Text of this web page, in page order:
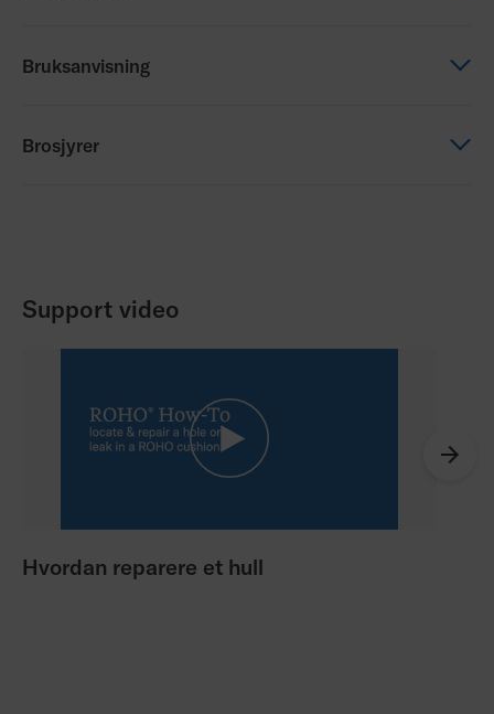
ROHO Hybrid Elite 2-kammer-2023.pdf
Bruksanvisning
Hybrid Elite Cushion bruksanvisning
Brosjyrer
Support video
Hvordan reparere et hull